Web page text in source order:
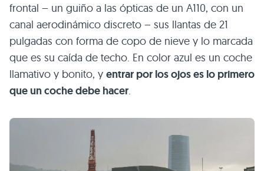
frontal – un guiño a las ópticas de un A110, con un
canal aerodinámico discreto – sus llantas de 21
pulgadas con forma de copo de nieve y lo marcada
que es su caída de techo. En color azul es un coche
llamativo y bonito, y entrar por los ojos es lo primero
que un coche debe hacer.